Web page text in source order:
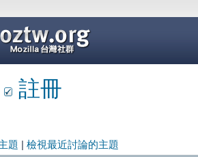
註冊
題 檢視最近討論的主題